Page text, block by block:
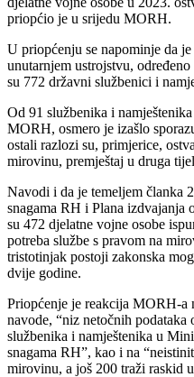
priopćio je u srijedu MORH.
U priopćenju se napominje da
unutarnjem ustrojstvu,
su 772 državni službenici i
Od 91 službenika i
MORH, osmero je izašlo
ostali razlozi su, primjerice,
mirovinu, premještaj u druga
Navodi i da je temeljem članka
snagama RH i Plana izdvajanja
su 472 djelatne vojne osobe
potreba službe s pravom na
tristotinjak postoji zakonska
dvije godine.
Priopćenje je reakcija MORH-a
navode, “niz netočnih
službenika i namještenika u
snagama RH”, kao i na
mirovinu, a još 200 traži raskid